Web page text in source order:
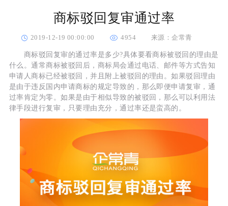
商标驳回复审通过率
2019-12-19 00:00:00 4954 来源：企常青
商标驳回复审的通过率是多少?具体要看商标被驳回的理由是
什么。通常商标被驳回后，商标局会通过电话、邮件等方式告知
申请人商标已经被驳回，并且附上被驳回的理由。如果驳回理由
是由于违反国内申请商标的规定导致的，那么即便申请复审，通
过率肯定为零。如果是由于相似导致的被驳回，那么可以利用法
律手段进行复审，只要理由充分，通过率还是蛮高的。